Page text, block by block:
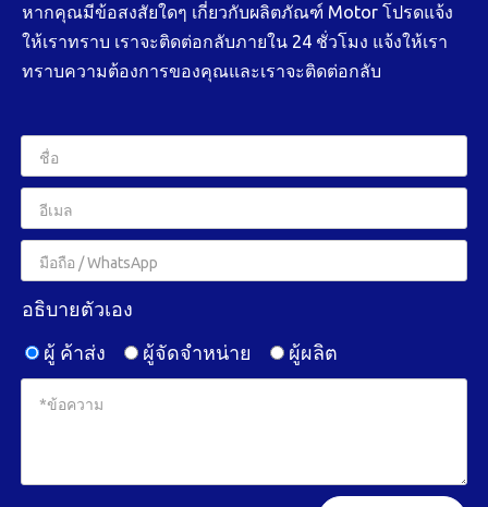
หากคุณมีข้อสงสัยใดๆ เกี่ยวกับผลิตภัณฑ์ Motor โปรดแจ้ง
ให้เราทราบ เราจะติดต่อกลับภายใน 24 ชั่วโมง แจ้งให้เรา
ทราบความต้องการของคุณและเราจะติดต่อกลับ
อธิบายตัวเอง
ผู้ ค้าส่ง
ผู้จัดจำหน่าย ผู้ผลิต